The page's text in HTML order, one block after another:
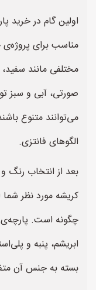
اولین گام در خرید
مناسب برای
مختلفی مانند
صورتی، آبی و سبز
می‌توانند متنوع
الگوهای فانتزی.
بعد از انتخاب رنگ
کریشه مورد نظر
چگونه است.
ابریشم، پنبه و
بسته به جنس آن